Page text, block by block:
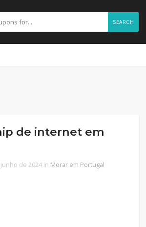
SEARCH
de internet em
de 2024 in Morar em Portugal